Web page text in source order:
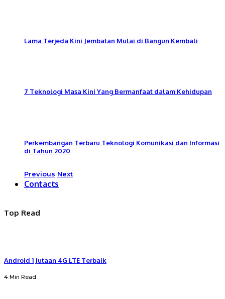
Lama Terjeda Kini Jembatan Mulai di Bangun Kembali
7 Teknologi Masa Kini Yang Bermanfaat dalam Kehidupan
Perkembangan Terbaru Teknologi Komunikasi dan Informasi
di Tahun 2020
Previous Next
Contacts
Top Read
Android 1 Jutaan 4G LTE Terbaik
4 Min Read